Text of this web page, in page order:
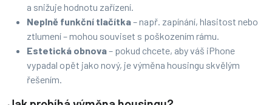
a snižuje hodnotu zařízení.
Neplně funkční tlačítka– např. zapínání, hlasitost nebo
ztlumení – mohou souviset s poškozením rámu.
Estetická obnova– pokud chcete, aby váš iPhone
vypadal opět jako nový, je výměna housingu skvělým
řešením.